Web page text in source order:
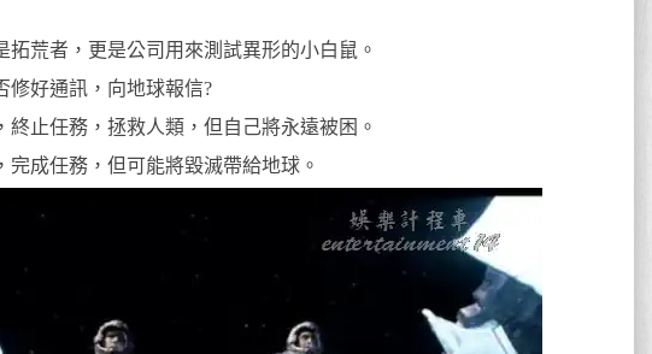
拓荒者，更是公司用來測試異形的小白鼠。
修好通訊，向地球報信?
終止任務，拯救人類，但自己將永遠被困。
完成任務，但可能將毀滅帶給地球。